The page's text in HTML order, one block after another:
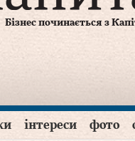
Бізнес починається з
інтереси фото